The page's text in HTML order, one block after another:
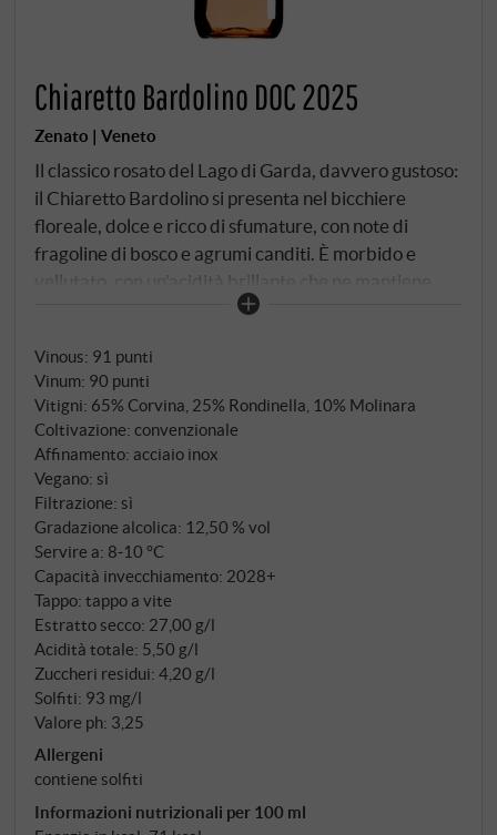
Chiaretto Bardolino DOC 2025
Zenato | Veneto
Il classico rosato del Lago di Garda, davvero gustoso:
il Chiaretto Bardolino si presenta nel bicchiere
floreale, dolce e ricco di sfumature, con note di
fragoline di bosco e agrumi canditi. È morbido e
vellutato, con un'acidità brillante che ne mantiene
l'equilibrio e sentori di frutta rossa croccante che
straordinariamente lungo, pur rimanendo
assolutamente rinfrescante. Persiste un sottile
sentore di mineralità. Si presta molto bene come
aperitivo e in abbinamento a piatti leggeri, nonché
come bevanda estiva nel pomeriggio.
SUPERIORE.DE
Vinous: 91 punti
Vinum: 90 punti
Vitigni: 65% Corvina, 25% Rondinella, 10% Molinara
Coltivazione: convenzionale
Affinamento: acciaio inox
Vegano: sì
Filtrazione: sì
Gradazione alcolica: 12,50 % vol
Servire a: 8‑10 °C
Capacità invecchiamento: 2028+
Tappo: tappo a vite
Estratto secco: 27,00 g/l
Acidità totale: 5,50 g/l
Zuccheri residui: 4,20 g/l
Solfiti: 93 mg/l
Valore ph: 3,25
Allergeni
contiene solfiti
Informazioni nutrizionali per 100 ml